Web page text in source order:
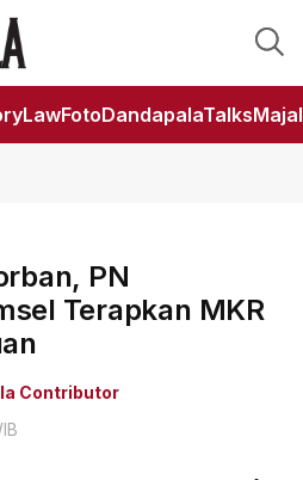
FotoDandapalaTalks
PN
Terapkan MKR
Contributor